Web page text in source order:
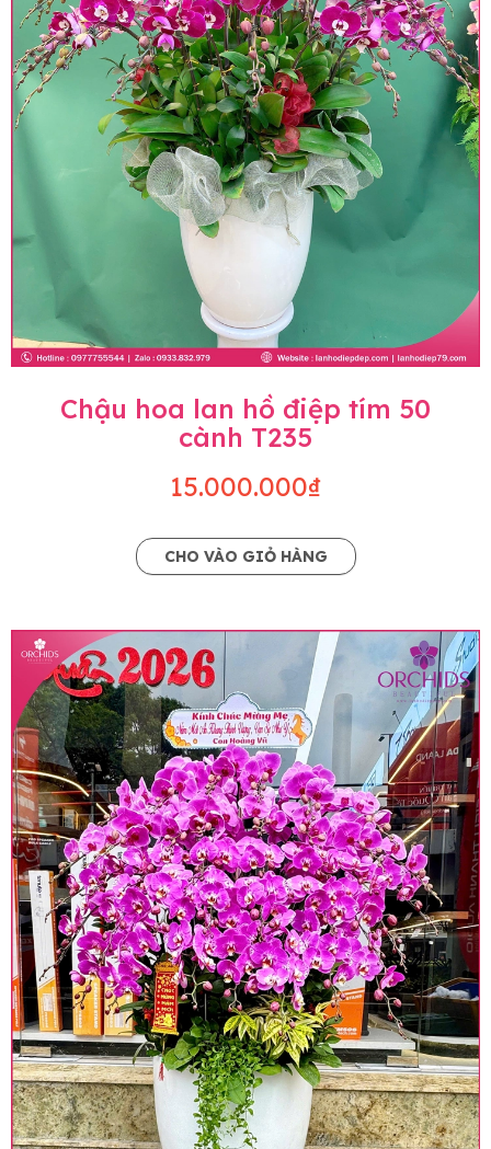
Chậu hoa lan hồ điệp tím 50
cành T235
15.000.000₫
CHO VÀO GIỎ HÀNG